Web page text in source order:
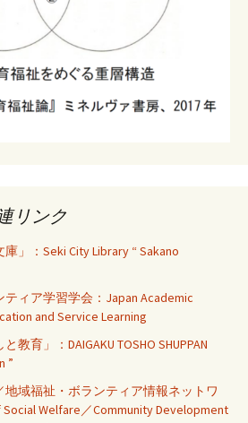
リンク
」：Seki City Library “ Sakano
ィア学習学会：Japan Academic
and Service Learning
育」：DAIGAKU TOSHO SHUPPAN
”
域福祉・ボランティア情報ネットワ
Welfare／Community Development